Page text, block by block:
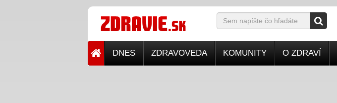
DNES ZDRAVOVEDA KOMUNITY O ZDRAVÍ